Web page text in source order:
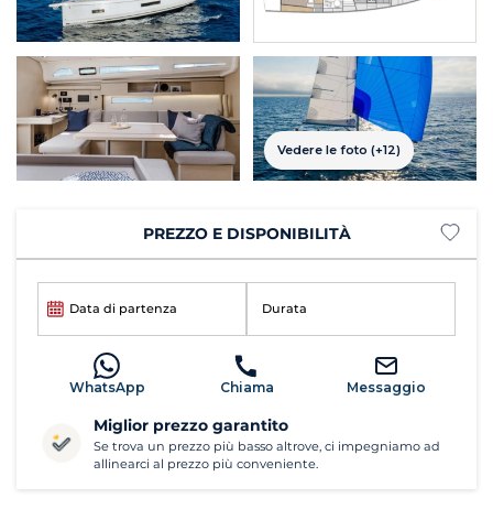
Vedere le foto (+12)
PREZZO E DISPONIBILITÀ
Data di partenza Durata
WhatsApp Chiama Messaggio
Miglior prezzo garantito
Se trova un prezzo più basso altrove, ci impegniamo ad
allinearci al prezzo più conveniente.